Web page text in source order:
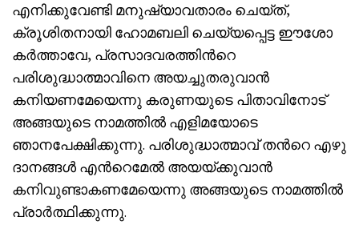
എനിക്കുവേണ്ടി മനുഷ്യാവതാരം ചെയ്ത്,
ക്രൂശിതനായി ഹോമബലി ചെയ്യപ്പെട്ട ഈശോ
കര്‍ത്താവേ, പ്രസാദവരത്തിന്‍റെ
പരിശുദ്ധാത്മാവിനെ അയച്ചുതരുവാന്‍
കനിയണമേയെന്നു കരുണയുടെ പിതാവിനോട്
അങ്ങയുടെ നാമത്തില്‍ എളിമയോടെ
ഞാനപേക്ഷിക്കുന്നു. പരിശുദ്ധാത്മാവ് തന്‍റെ എഴു
ദാനങ്ങള്‍ എന്‍റെമേല്‍ അയയ്ക്കുവാന്‍
കനിവുണ്ടാകണമേയെന്നു അങ്ങയുടെ നാമത്തില്‍
പ്രാര്‍ത്ഥിക്കുന്നു.